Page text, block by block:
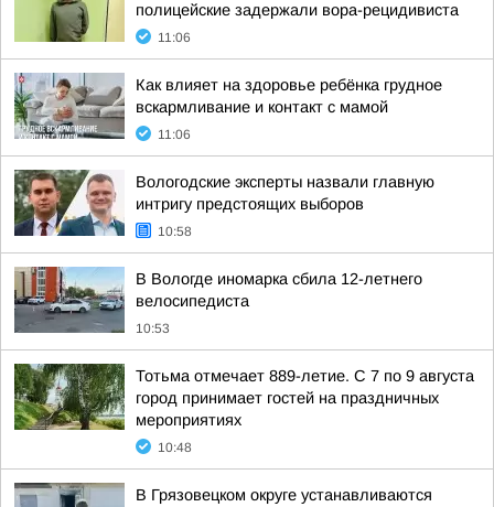
полицейские задержали вора-рецидивиста
11:06
Как влияет на здоровье ребёнка грудное
вскармливание и контакт с мамой
11:06
Вологодские эксперты назвали главную
интригу предстоящих выборов
10:58
В Вологде иномарка сбила 12-летнего
велосипедиста
10:53
Тотьма отмечает 889-летие. С 7 по 9 августа
город принимает гостей на праздничных
мероприятиях
10:48
В Грязовецком округе устанавливаются